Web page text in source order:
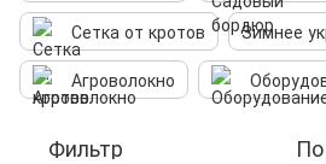
Сетка от кротов
Зимнее
Агроволокно
Фильтр